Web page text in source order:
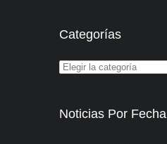
Categorías
Noticias Por Fecha